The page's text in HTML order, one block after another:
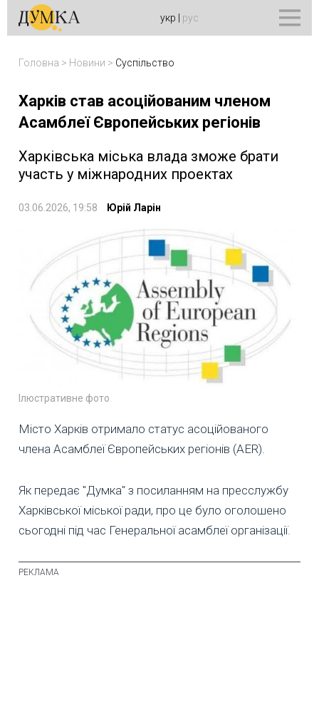
укр рус
Головна > Новини > Суспільство
Харків став асоційованим членом
Асамблеї Європейських регіонів
Харківська міська влада зможе брати
участь у міжнародних проектах
03.06.2026, 19:58 Юрій Ларін
Ілюстративне фото
Місто Харків отримало статус асоційованого
члена Асамблеї Європейських регіонів (AER).
Як передає "Думка" з посиланням на пресслужбу
Харківської міської ради, про це було оголошено
сьогодні під час Генеральної асамблеї організації.